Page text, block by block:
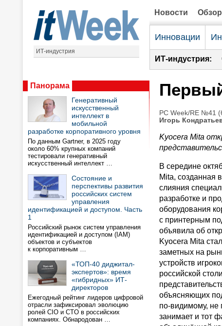
ИТ-индустрия
Новости
Инновации
ИТ-индустрия:
Панорама
Генеративный
искусственный
интеллект в
мобильной
разработке корпоративного уровня
По данным Gartner, в 2025 году
около 60% крупных компаний
тестировали генеративный
искусственный интеллект …
Состояние и
перспективы развития
российских систем
управления
идентификацией и доступом. Часть
1
Российский рынок систем управления
идентификацией и доступом (IAM)
объектов и субъектов
к корпоративным …
«ТОП-40 диджитал-
экспертов»: время
«гибридных» ИТ-
директоров
Ежегодный рейтинг лидеров цифровой
отрасли зафиксировал эволюцию
ролей CIO и CTO в российских
компаниях. Обнародован …
PC Week/RE №41
Игорь
Kyocera Mita
В середине
Mita, созданная
слияния
разработке и
оборудования
с принтерным
объявила об
Kyocera Mita
заметных на
устройств
российской
объясняющих
по-видимому, не
занимает и тот